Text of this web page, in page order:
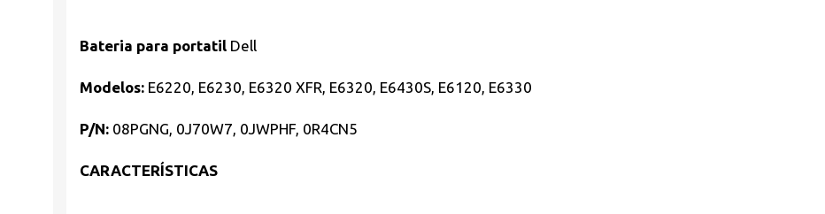
Bateria para portatil Dell
Modelos: E6220, E6230, E6320 XFR, E6320, E6430S, E6120, E6330
P/N: 08PGNG, 0J70W7, 0JWPHF, 0R4CN5
CARACTERÍSTICAS